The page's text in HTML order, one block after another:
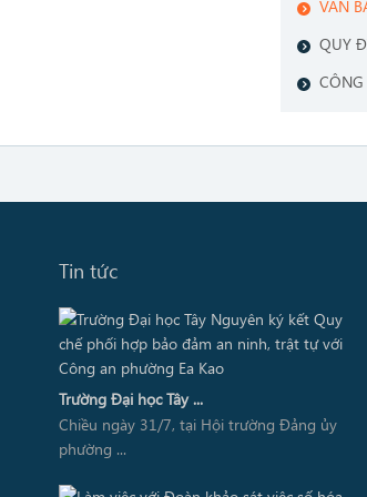
VĂN
QUY
Tin tức
Trường Đại học Tây ...
Chiều ngày 31/7, tại Hội trường Đảng ủy
phường ...